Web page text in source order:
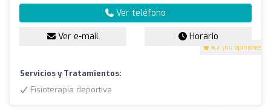
4.7 (60 opiniones)
Ver teléfono
Ver e-mail Horario
Servicios y Tratamientos:
Fisioterapia deportiva